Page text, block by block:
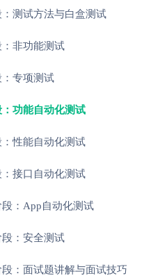
测试方法与白盒测试
非功能测试
专项测试
功能自动化测试
性能自动化测试
接口自动化测试
：App自动化测试
：安全测试
：面试题讲解与面试技巧